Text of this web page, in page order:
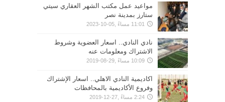
مواعيد عمل مكتب الشهر العقاري سيتي
ستارز بمدينة نصر
11:01 مساءً ,05-10-2023
نادي النادي.. اسعار العضوية وشروط
الاشتراك ومعلومات عنه
10:09 مساءً ,29-08-2019
اكاديمية النادي الاهلي.. اسعار الإشتراك
وفروع الأكاديمية بالمحافظات
2:24 مساءً ,27-12-2019